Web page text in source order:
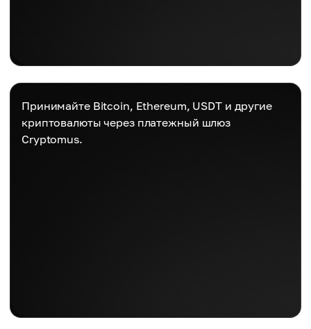
Принимайте Bitcoin, Ethereum, USDT и другие
криптовалюты через платежный шлюз
Cryptomus.